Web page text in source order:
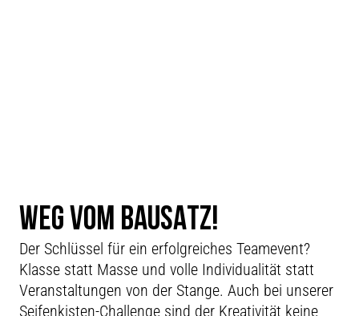
WEG VOM BAUSATZ!
Der Schlüssel für ein erfolgreiches Teamevent?
Klasse statt Masse und volle Individualität statt
Veranstaltungen von der Stange. Auch bei unserer
Seifenkisten-Challenge sind der Kreativität keine